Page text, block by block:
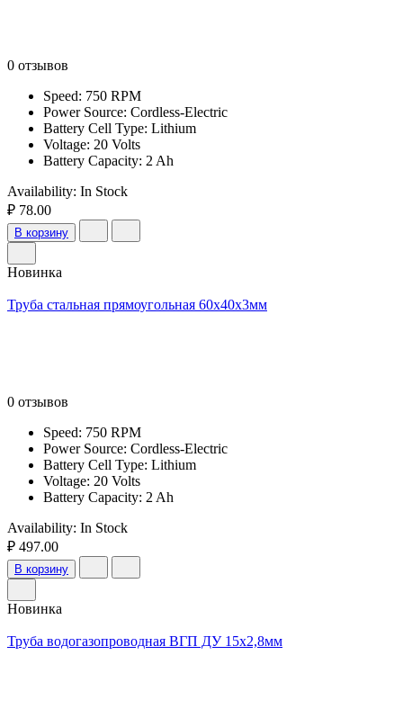
0 отзывов
Speed: 750 RPM
Power Source: Cordless-Electric
Battery Cell Type: Lithium
Voltage: 20 Volts
Battery Capacity: 2 Ah
Availability: In Stock
₽ 78.00
В корзину
Новинка
Труба стальная прямоугольная 60х40х3мм
0 отзывов
Speed: 750 RPM
Power Source: Cordless-Electric
Battery Cell Type: Lithium
Voltage: 20 Volts
Battery Capacity: 2 Ah
Availability: In Stock
₽ 497.00
В корзину
Новинка
Труба водогазопроводная ВГП ДУ 15х2,8мм